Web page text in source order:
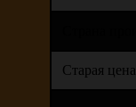
Старая цена